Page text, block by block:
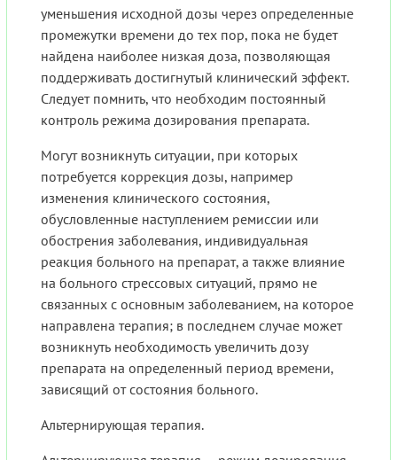
уменьшения исходной дозы через определенные
промежутки времени до тех пор, пока не будет
найдена наиболее низкая доза, позволяющая
поддерживать достигнутый клинический эффект.
Следует помнить, что необходим постоянный
контроль режима дозирования препарата.
Могут возникнуть ситуации, при которых
потребуется коррекция дозы, например
изменения клинического состояния,
обусловленные наступлением ремиссии или
обострения заболевания, индивидуальная
реакция больного на препарат, а также влияние
на больного стрессовых ситуаций, прямо не
связанных с основным заболеванием, на которое
направлена терапия; в последнем случае может
возникнуть необходимость увеличить дозу
препарата на определенный период времени,
зависящий от состояния больного.
Альтернирующая терапия.